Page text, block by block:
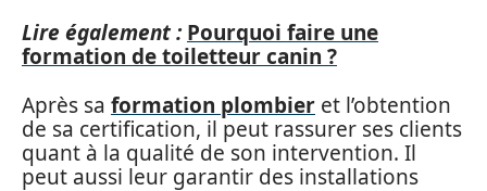
Lire également : Pourquoi faire une
formation de toiletteur canin ?
Après sa formation plombier et l’obtention
de sa certification, il peut rassurer ses clients
quant à la qualité de son intervention. Il
peut aussi leur garantir des installations